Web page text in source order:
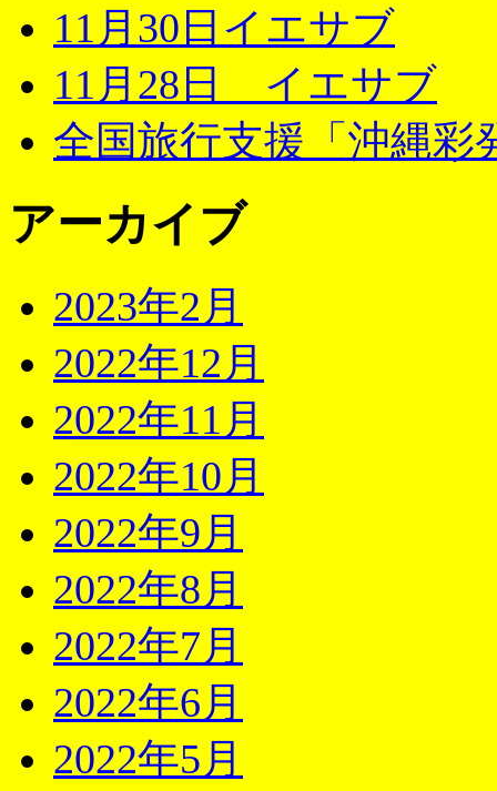
11月30日イエサブ
11月28日 イエサブ
全国旅行支援「沖縄彩
アーカイブ
2023年2月
2022年12月
2022年11月
2022年10月
2022年9月
2022年8月
2022年7月
2022年6月
2022年5月